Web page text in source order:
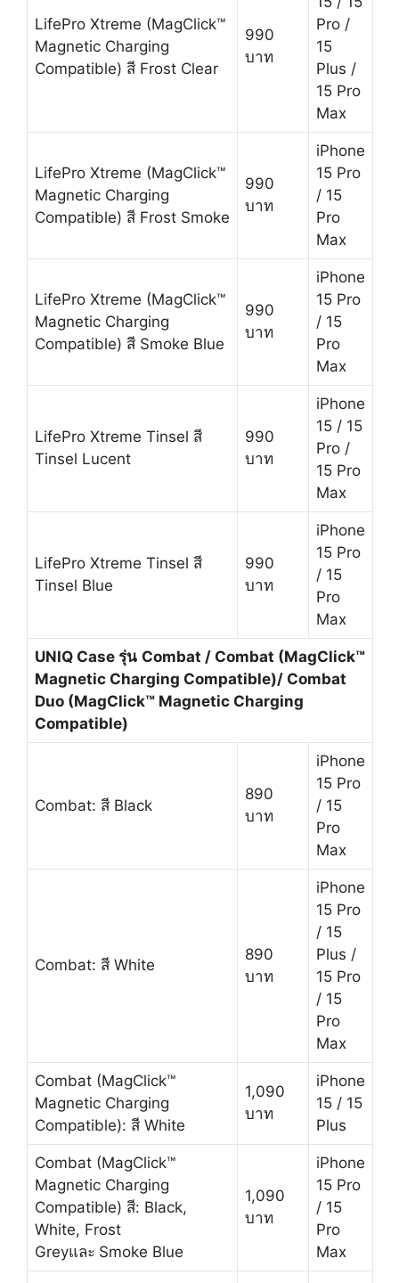
LifePro Xtreme (MagClick™
Magnetic Charging
Compatible) สี Frost Clear
990
บาท
Pro /
15
Plus /
15 Pro
Max
LifePro Xtreme (MagClick™
Magnetic Charging
Compatible) สี Frost Smoke
990
บาท
iPhone
15 Pro
/ 15
Pro
Max
LifePro Xtreme (MagClick™
Magnetic Charging
Compatible) สี Smoke Blue
990
บาท
iPhone
15 Pro
/ 15
Pro
Max
LifePro Xtreme Tinsel สี
Tinsel Lucent
990
บาท
iPhone
15 / 15
Pro /
15 Pro
Max
LifePro Xtreme Tinsel สี
Tinsel Blue
990
บาท
iPhone
15 Pro
/ 15
Pro
Max
UNIQ Case รุ่น Combat / Combat (MagClick™
Magnetic Charging Compatible)/ Combat
Duo (MagClick™ Magnetic Charging
Compatible)
Combat: สี Black
890
บาท
iPhone
15 Pro
/ 15
Pro
Max
Combat: สี White
890
บาท
iPhone
15 Pro
/ 15
Plus /
15 Pro
/ 15
Pro
Max
Combat (MagClick™
Magnetic Charging
Compatible): สี White
1,090
บาท
iPhone
15 / 15
Plus
Combat (MagClick™
Magnetic Charging
Compatible) สี: Black,
White, Frost
Greyและ Smoke Blue
1,090
บาท
iPhone
15 Pro
/ 15
Pro
Max